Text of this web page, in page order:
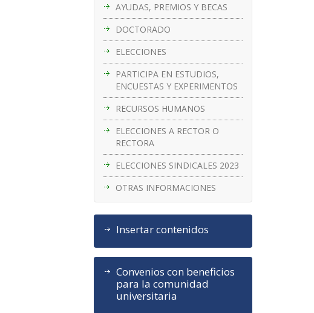
AYUDAS, PREMIOS Y BECAS
DOCTORADO
ELECCIONES
PARTICIPA EN ESTUDIOS,
ENCUESTAS Y EXPERIMENTOS
RECURSOS HUMANOS
ELECCIONES A RECTOR O
RECTORA
ELECCIONES SINDICALES 2023
OTRAS INFORMACIONES
Insertar contenidos
Convenios con beneficios
para la comunidad
universitaria